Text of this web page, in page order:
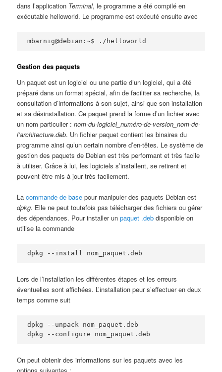
dans l’application Terminal, le programme a été compilé en
exécutable helloworld. Le programme est exécuté ensuite avec
mbarnig@debian:~$ ./helloworld
Gestion des paquets
Un paquet est un logiciel ou une partie d’un logiciel, qui a été
préparé dans un format spécial, afin de faciliter sa recherche, la
consultation d’informations à son sujet, ainsi que son installation
et sa désinstallation. Ce paquet prend la forme d’un fichier avec
un nom particulier :nom-du-logiciel_numéro-de-version_nom-de-
l’architecture.deb. Un fichier paquet contient les binaires du
programme ainsi qu’un certain nombre d’en-têtes. Le système de
gestion des paquets de Debian est très performant et très facile
à utiliser. Grâce à lui, les logiciels s’installent, se retirent et
peuvent être mis à jour très facilement.
Lacommande de base pour manipuler des paquets Debian est
dpkg. Elle ne peut toutefois pas télécharger des fichiers ou gérer
des dépendances. Pour installer unpaquet .deb disponible on
utilise la commande
dpkg --install nom_paquet.deb
Lors de l’installation les différentes étapes et les erreurs
éventuelles sont affichées. L’installation peur s’effectuer en deux
temps comme suit
dpkg --unpack nom_paquet.deb
dpkg --configure nom_paquet.deb
On peut obtenir des informations sur les paquets avec les
options suivantes :